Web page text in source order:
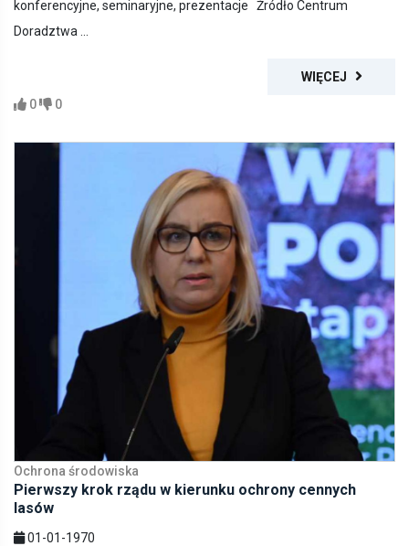
konferencyjne, seminaryjne, prezentacje Źródło Centrum
Doradztwa ...
WIĘCEJ
0
0
Ochrona środowiska
Pierwszy krok rządu w kierunku ochrony cennych
lasów
01-01-1970